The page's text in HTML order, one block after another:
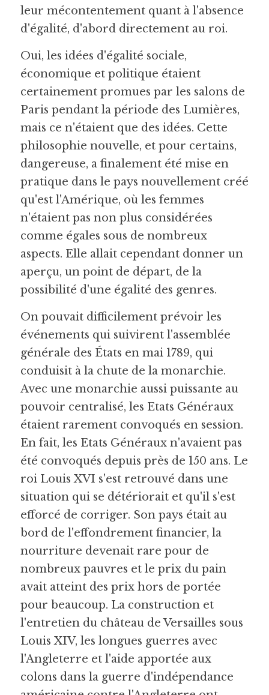
leur mécontentement quant à l'absence
d'égalité, d'abord directement au roi.
Oui, les idées d'égalité sociale,
économique et politique étaient
certainement promues par les salons de
Paris pendant la période des Lumières,
mais ce n'étaient que des idées. Cette
philosophie nouvelle, et pour certains,
dangereuse, a finalement été mise en
pratique dans le pays nouvellement créé
qu'est l'Amérique, où les femmes
n'étaient pas non plus considérées
comme égales sous de nombreux
aspects. Elle allait cependant donner un
aperçu, un point de départ, de la
possibilité d'une égalité des genres.
On pouvait difficilement prévoir les
événements qui suivirent l'assemblée
générale des États en mai 1789, qui
conduisit à la chute de la monarchie.
Avec une monarchie aussi puissante au
pouvoir centralisé, les Etats Généraux
étaient rarement convoqués en session.
En fait, les Etats Généraux n'avaient pas
été convoqués depuis près de 150 ans. Le
roi Louis XVI s'est retrouvé dans une
situation qui se détériorait et qu'il s'est
efforcé de corriger. Son pays était au
bord de l'effondrement financier, la
nourriture devenait rare pour de
nombreux pauvres et le prix du pain
avait atteint des prix hors de portée
pour beaucoup. La construction et
l'entretien du château de Versailles sous
Louis XIV, les longues guerres avec
l'Angleterre et l'aide apportée aux
colons dans la guerre d'indépendance